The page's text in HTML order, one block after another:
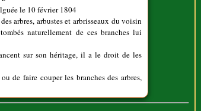
le 10 février 1804
arbres, arbustes et arbrisseaux du voisin
naturellement de ces branches lui
sur son héritage, il a le droit de les
de faire couper les branches des arbres,